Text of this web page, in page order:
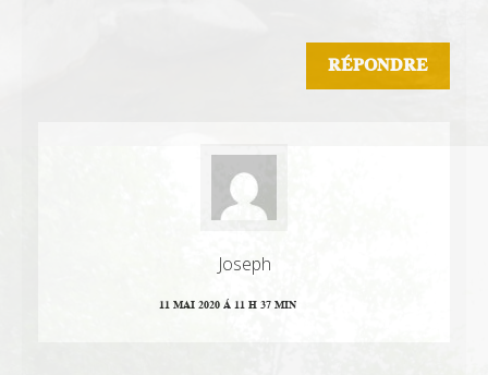
RÉPONDRE
Joseph
11 MAI 2020 Á 11 H 37 MIN